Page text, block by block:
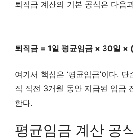
퇴직금 계산의 기본 공식은 다음
퇴직금 = 1일 평균임금 × 30일 ×
여기서 핵심은 ‘평균임금’이다.
직 직전 3개월 동안 지급된 임금
한다.
평균임금 계산 공